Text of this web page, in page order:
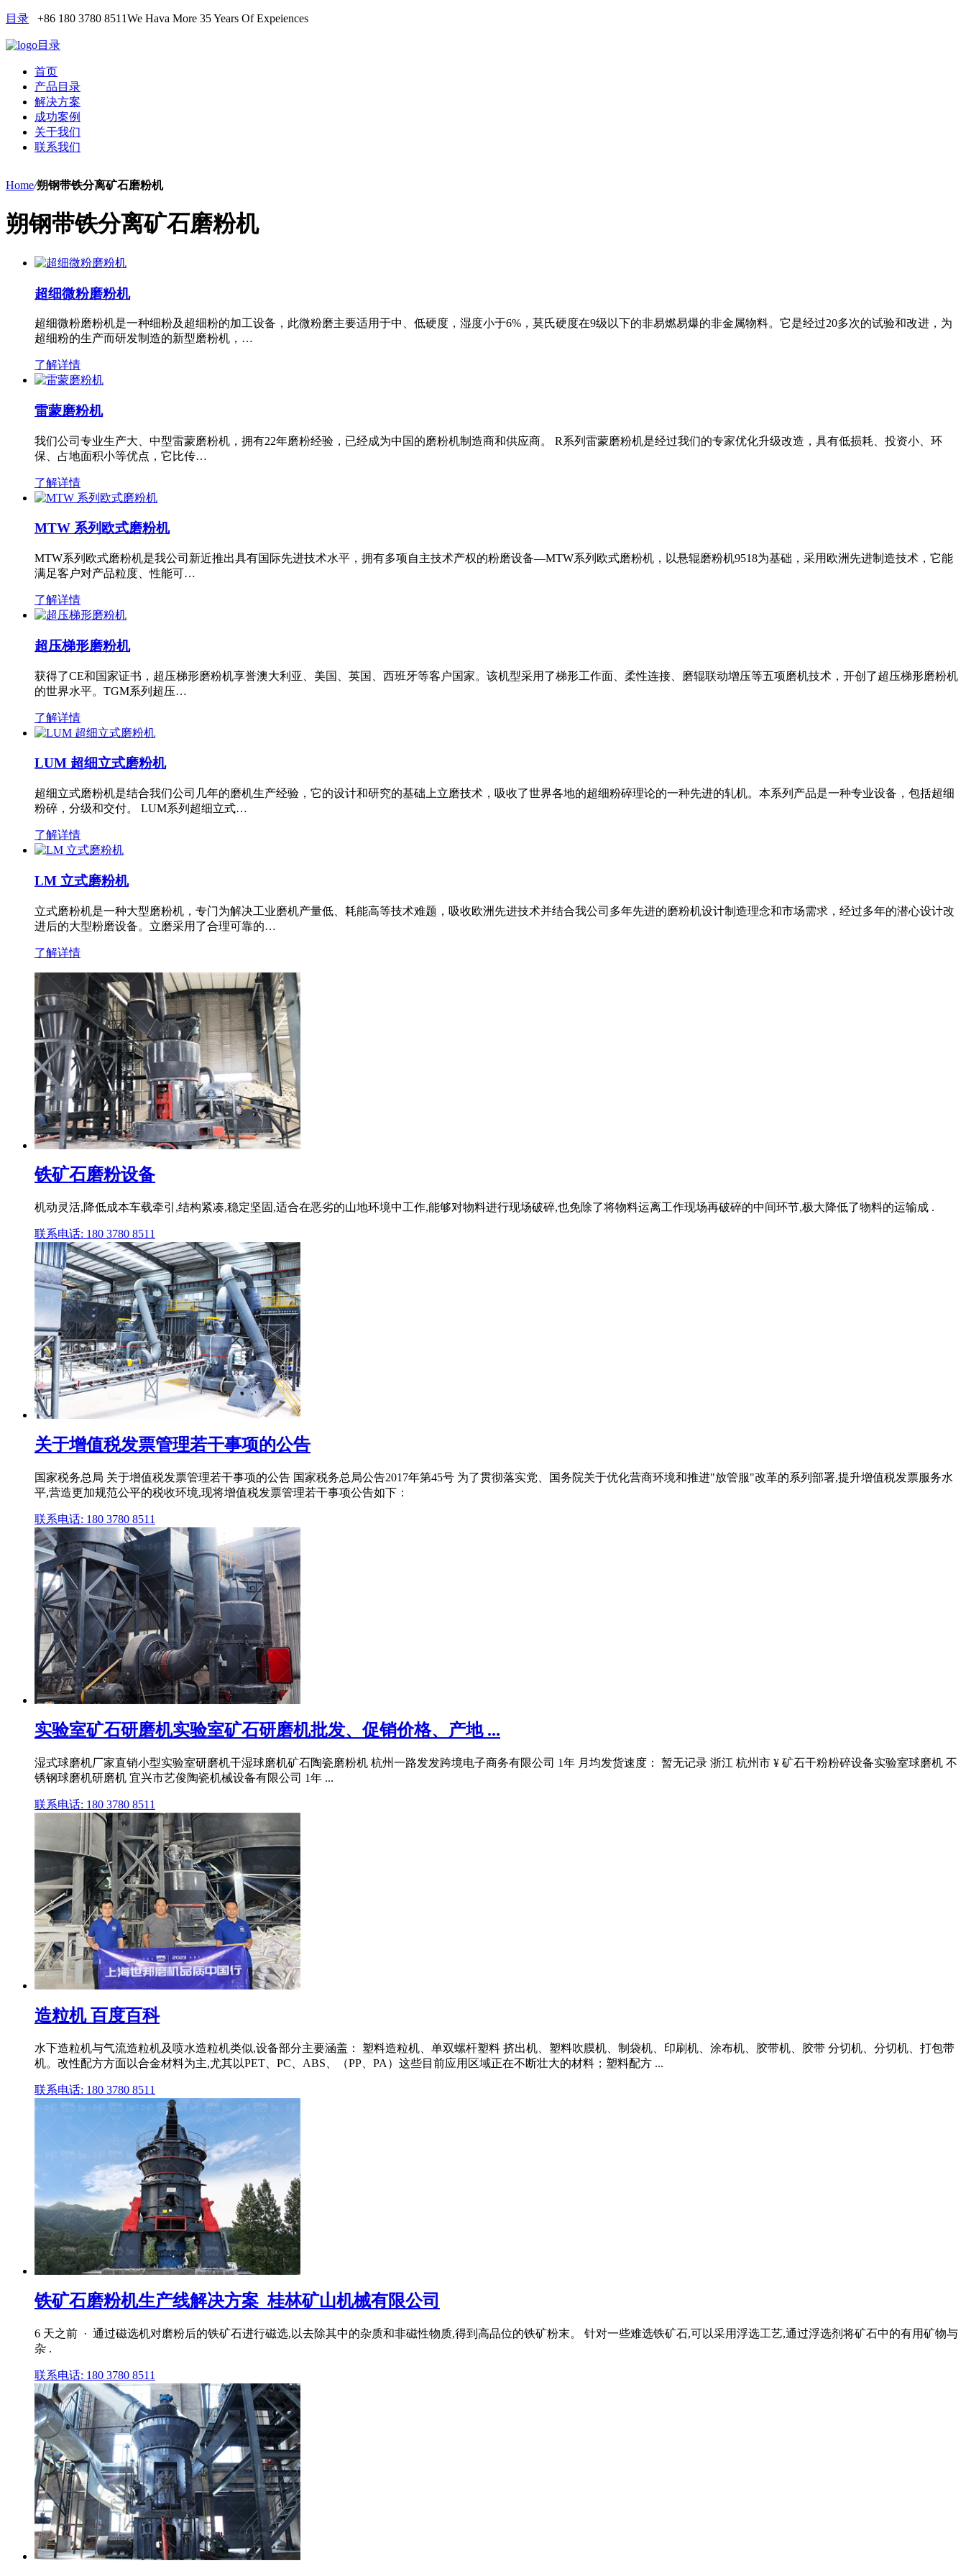
目录 +86 180 3780 8511We Hava More 35 Years Of Expeiences
目录
首页
产品目录
解决方案
成功案例
关于我们
联系我们
Home/朔钢带铁分离矿石磨粉机
朔钢带铁分离矿石磨粉机
超细微粉磨粉机
超细微粉磨粉机是一种细粉及超细粉的加工设备，此微粉磨主要适用于中、低硬度，湿度小于6%，莫氏硬度在9级以下的非易燃易爆的非金属物料。它是经过20多次的试验和改进，为
超细粉的生产而研发制造的新型磨粉机，…
了解详情
雷蒙磨粉机
我们公司专业生产大、中型雷蒙磨粉机，拥有22年磨粉经验，已经成为中国的磨粉机制造商和供应商。 R系列雷蒙磨粉机是经过我们的专家优化升级改造，具有低损耗、投资小、环
保、占地面积小等优点，它比传…
了解详情
MTW 系列欧式磨粉机
MTW系列欧式磨粉机是我公司新近推出具有国际先进技术水平，拥有多项自主技术产权的粉磨设备—MTW系列欧式磨粉机，以悬辊磨粉机9518为基础，采用欧洲先进制造技术，它能
满足客户对产品粒度、性能可…
了解详情
超压梯形磨粉机
获得了CE和国家证书，超压梯形磨粉机享誉澳大利亚、美国、英国、西班牙等客户国家。该机型采用了梯形工作面、柔性连接、磨辊联动增压等五项磨机技术，开创了超压梯形磨粉机
的世界水平。TGM系列超压…
了解详情
LUM 超细立式磨粉机
超细立式磨粉机是结合我们公司几年的磨机生产经验，它的设计和研究的基础上立磨技术，吸收了世界各地的超细粉碎理论的一种先进的轧机。本系列产品是一种专业设备，包括超细
粉碎，分级和交付。 LUM系列超细立式…
了解详情
LM 立式磨粉机
立式磨粉机是一种大型磨粉机，专门为解决工业磨机产量低、耗能高等技术难题，吸收欧洲先进技术并结合我公司多年先进的磨粉机设计制造理念和市场需求，经过多年的潜心设计改
进后的大型粉磨设备。立磨采用了合理可靠的…
了解详情
铁矿石磨粉设备
机动灵活,降低成本车载牵引,结构紧凑,稳定坚固,适合在恶劣的山地环境中工作,能够对物料进行现场破碎,也免除了将物料运离工作现场再破碎的中间环节,极大降低了物料的运输成 .
联系电话: 180 3780 8511
关于增值税发票管理若干事项的公告
国家税务总局 关于增值税发票管理若干事项的公告 国家税务总局公告2017年第45号 为了贯彻落实党、国务院关于优化营商环境和推进"放管服"改革的系列部署,提升增值税发票服务水
平,营造更加规范公平的税收环境,现将增值税发票管理若干事项公告如下：
联系电话: 180 3780 8511
实验室矿石研磨机实验室矿石研磨机批发、促销价格、产地 ...
湿式球磨机厂家直销小型实验室研磨机干湿球磨机矿石陶瓷磨粉机 杭州一路发发跨境电子商务有限公司 1年 月均发货速度： 暂无记录 浙江 杭州市 ¥ 矿石干粉粉碎设备实验室球磨机 不
锈钢球磨机研磨机 宜兴市艺俊陶瓷机械设备有限公司 1年 ...
联系电话: 180 3780 8511
造粒机 百度百科
水下造粒机与气流造粒机及喷水造粒机类似,设备部分主要涵盖： 塑料造粒机、单双螺杆塑料 挤出机、塑料吹膜机、制袋机、印刷机、涂布机、胶带机、胶带 分切机、分切机、打包带
机。改性配方方面以合金材料为主,尤其以PET、PC、ABS、（PP、PA）这些目前应用区域正在不断壮大的材料；塑料配方 ...
联系电话: 180 3780 8511
铁矿石磨粉机生产线解决方案_桂林矿山机械有限公司
6 天之前 · 通过磁选机对磨粉后的铁矿石进行磁选,以去除其中的杂质和非磁性物质,得到高品位的铁矿粉末。 针对一些难选铁矿石,可以采用浮选工艺,通过浮选剂将矿石中的有用矿物与
杂 .
联系电话: 180 3780 8511